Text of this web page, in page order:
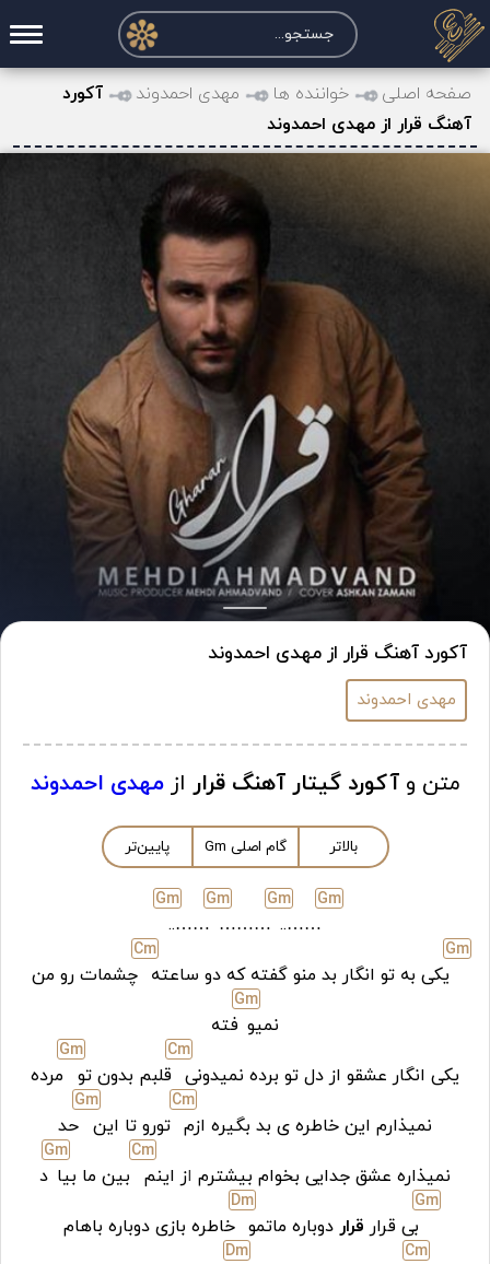
صفحه اصلی
درخواست آکورد
نت و تبلچر
تماس با ما
حساب کاربری
صفحه اصلی خواننده ها مهدی احمدوند
آکورد
آهنگ قرار از مهدی احمدوند
آکورد آهنگ قرار از مهدی احمدوند
مهدی احمدوند
متن وآکورد گیتار آهنگ قرار ازمهدی احمدوند
بالاتر گام اصلی Gm پایین‌تر
Gm
……..
Gm
………
Gm
……..
Gm
Gm
یکی به تو انگار بد منو گفته که دو ساعته
Cm
چشمات رو من
نمیو
Gm
فته
یکی انگار عشقو از دل تو برده نمیدونی
Cm
قلبم بدون تو
Gm
مرده
نمیذارم این خاطره ی بد بگیره ازم
Cm
تورو تا این
Gm
حد
نمیذاره عشق جدایی بخوام بیشترم از اینم
Cm
بین ما بیا
Gm
د
Gm
بی قرار قرار دوباره ماتمو
Dm
خاطره بازی دوباره باهام
Cm
Dm